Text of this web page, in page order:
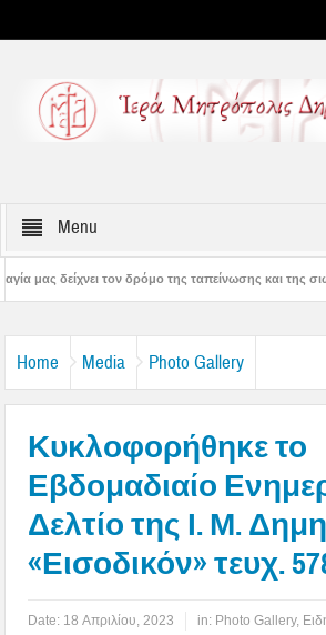
Menu
της ταπείνωσης και της σιωπής» – 4η
Home Media Photo Gallery
Κυκλοφορήθηκε το
Εβδομαδιαίο
Δελτίο της Ι. Μ.
«Εισοδικόν» τευχ.
Date: 18 Απριλίου, 2023 in: Photo Gallery,